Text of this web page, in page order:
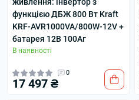
живлення: інвертор з
функцією ДБЖ 800 Вт Kraft
KRF-AVR1000VA/800W-12V +
батарея 12В 100Аг
В наявності
0
17 497 ₴